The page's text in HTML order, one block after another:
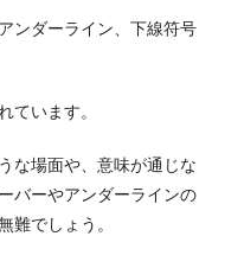
ンダーライン、下線符号
ています。
な場面や、意味が通じな
バーやアンダーラインの
難でしょう。